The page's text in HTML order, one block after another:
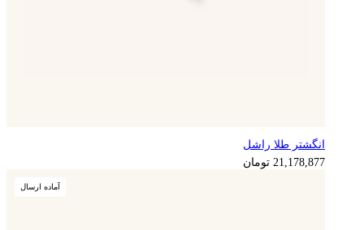
انگشتر طلا راشل
21,178,877 تومان
آماده ارسال